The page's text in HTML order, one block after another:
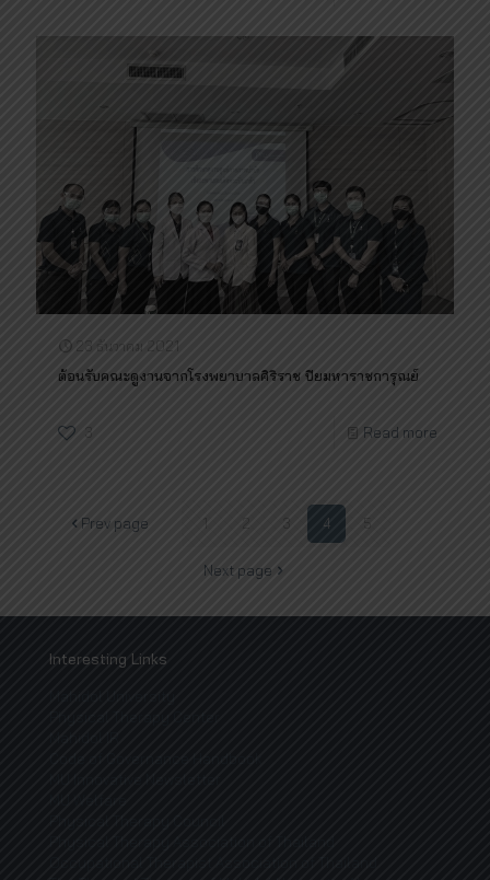
23 ธันวาคม 2021
ต้อนรับคณะดูงานจากโรงพยาบาลศิริราช ปิยมหาราชการุณย์
3 Read more
Prev page 1 2 3 4 5
Next page
Interesting Links